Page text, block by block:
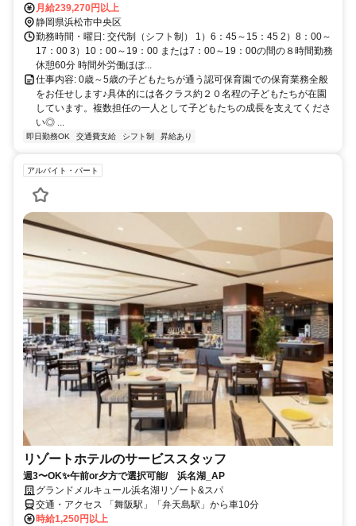
月給239,270円以上
静岡県浜松市中央区
勤務時間・曜日: 交代制（シフト制） 1）6：45～15：45 2）8：00～
17：00 3）10：00～19：00 または7：00～19：00の間の８時間勤務
休憩60分 時間外労働ほぼ...
仕事内容: 0歳～5歳の子どもたちが通う認可保育園での保育業務全般
をお任せします♪具体的には各クラス約２０名程の子どもたちが在園
しています。複数担任の一人として子どもたちの成長を支えてくださ
い◎ ...
即日勤務OK 交通費支給 シフト制 昇給あり
アルバイト・パート
リゾートホテルのサービススタッフ
週3〜OK✨午前or夕方で選択可能/ 浜名湖_AP
グランドメルキュール浜名湖リゾート&スパ
交通・アクセス 「舞阪駅」「弁天島駅」から車10分
時給1,250円以上